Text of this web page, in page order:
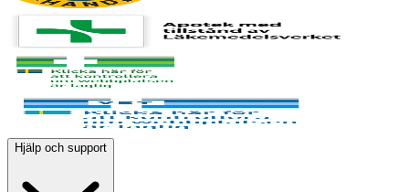
Hjälp och support